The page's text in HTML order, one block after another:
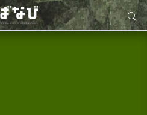
サイト内検索